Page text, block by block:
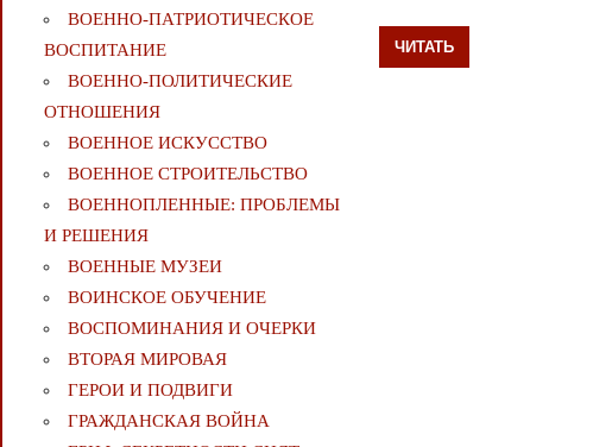
ЧИТАТЬ
ВОЕННО-ПАТРИОТИЧЕСКОЕ
ВОСПИТАНИЕ
ВОЕННО-ПОЛИТИЧЕСКИE
ОТНОШЕНИЯ
ВОЕННОЕ ИСКУССТВО
ВОЕННОЕ СТРОИТЕЛЬСТВО
ВОЕННОПЛЕННЫЕ: ПРОБЛЕМЫ
И РЕШЕНИЯ
ВОЕННЫЕ МУЗЕИ
ВОИНСКОЕ ОБУЧЕНИЕ
ВОСПОМИНАНИЯ И ОЧЕРКИ
ВТОРАЯ МИРОВАЯ
ГЕРОИ И ПОДВИГИ
ГРАЖДАНСКАЯ ВОЙНА